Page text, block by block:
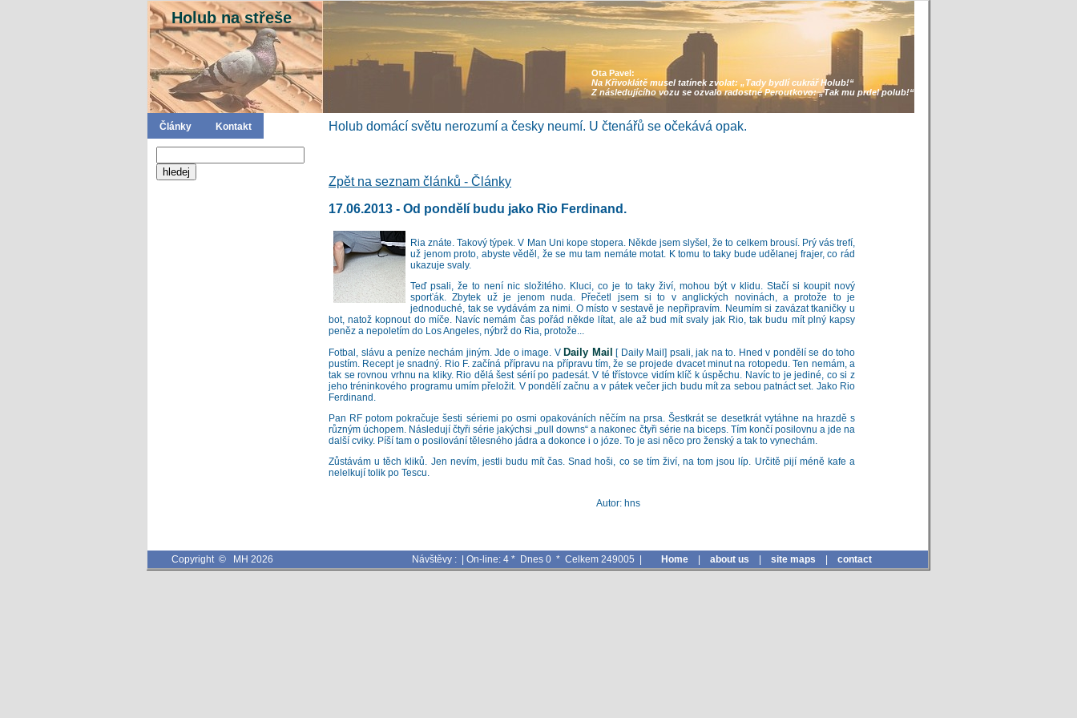
Holub na střeše
Ota Pavel:
Na Křivoklátě musel tatínek zvolat: „Tady bydlí cukrář Holub!“
Z následujícího vozu se ozvalo radostné Peroutkovo:„Tak mu prdel polub!“
Články Kontakt Holub domácí světu nerozumí a česky neumí. U čtenářů se očekává opak.
Zpět na seznam článků - Články
17.06.2013 - Od pondělí budu jako Rio Ferdinand.
Ria znáte. Takový týpek. V Man Uni kope stopera. Někde jsem slyšel, že to celkem brousí. Prý vás trefí,
už jenom proto, abyste věděl, že se mu tam nemáte motat. K tomu to taky bude udělanej frajer, co rád
ukazuje svaly.
Teď psali, že to není nic složitého. Kluci, co je to taky živí, mohou být v klidu. Stačí si koupit nový
sporťák. Zbytek už je jenom nuda. Přečetl jsem si to v anglických novinách, a protože to je
jednoduché, tak se vydávám za nimi. O místo v sestavě je nepřipravím. Neumím si zavázat tkaničky u
bot, natož kopnout do míče. Navíc nemám čas pořád někde lítat, ale až bud mít svaly jak Rio, tak budu mít plný kapsy
peněz a nepoletím do Los Angeles, nýbrž do Ria, protože...
Fotbal, slávu a peníze nechám jiným. Jde o image. V Daily Mail
[ Daily Mail] psali, jak na to. Hned v pondělí se do toho
pustím. Recept je snadný. Rio F. začíná přípravu na přípravu tím, že se projede dvacet minut na rotopedu. Ten nemám, a
tak se rovnou vrhnu na kliky. Rio dělá šest sérií po padesát. V té třístovce vidím klíč k úspěchu. Navíc to je jediné, co si z
jeho tréninkového programu umím přeložit. V pondělí začnu a v pátek večer jich budu mít za sebou patnáct set. Jako Rio
Ferdinand.
Pan RF potom pokračuje šesti sériemi po osmi opakováních něčím na prsa. Šestkrát se desetkrát vytáhne na hrazdě s
různým úchopem. Následují čtyři série jakýchsi „pull downs“ a nakonec čtyři série na biceps. Tím končí posilovnu a jde na
další cviky. Píší tam o posilování tělesného jádra a dokonce i o józe. To je asi něco pro ženský a tak to vynechám.
Zůstávám u těch kliků. Jen nevím, jestli budu mít čas. Snad hoši, co se tím živí, na tom jsou líp. Určitě pijí méně kafe a
nelelkují tolik po Tescu.
Autor: hns
Copyright © MH 2026 Návštěvy : | On-line: 4 * Dnes 0 * Celkem 249005 | Home about us site maps contact